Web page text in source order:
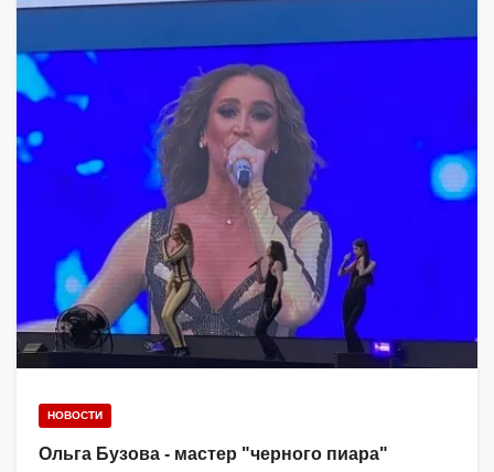
НОВОСТИ
Ольга Бузова - мастер "черного пиара"